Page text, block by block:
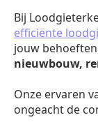
Bij
efficiënte
jouw
nieuwbouw,
Onze ervaren
ongeacht de